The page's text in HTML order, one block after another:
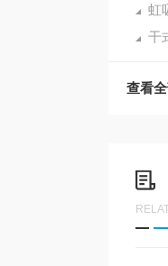
虹
干
查看